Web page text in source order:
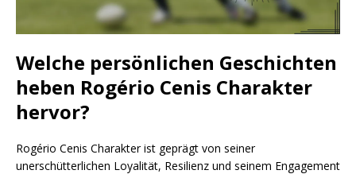
Welche persönlichen Geschichten
heben Rogério Cenis Charakter
hervor?
Rogério Cenis Charakter ist geprägt von seiner
unerschütterlichen Loyalität, Resilienz und seinem Engagement